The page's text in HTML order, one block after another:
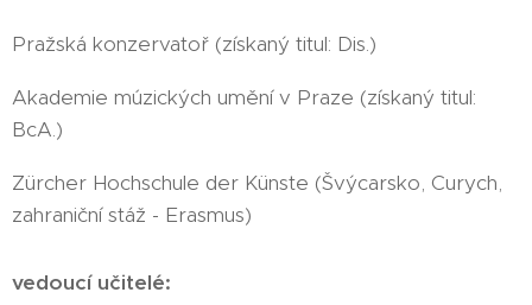
Pražská konzervatoř (získaný titul: Dis.)
Akademie múzických umění v Praze (získaný titul:
BcA.)
Zürcher Hochschule der Künste (Švýcarsko, Curych,
zahraniční stáž - Erasmus)
vedoucí učitelé: